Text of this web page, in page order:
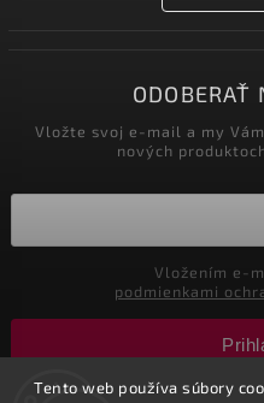
Tento web používa súbory
ODOBERAŤ
Vložte svoj e-mail a my
nových
podmienkami